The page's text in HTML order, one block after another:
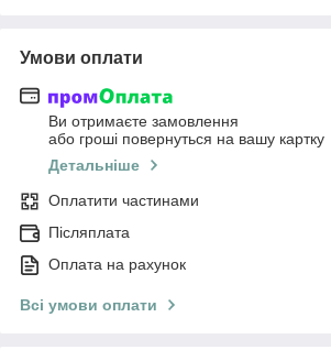
Умови оплати
Ви отримаєте замовлення
або гроші повернуться на вашу картку
Детальніше
Оплатити частинами
Післяплата
Оплата на рахунок
Всі умови оплати